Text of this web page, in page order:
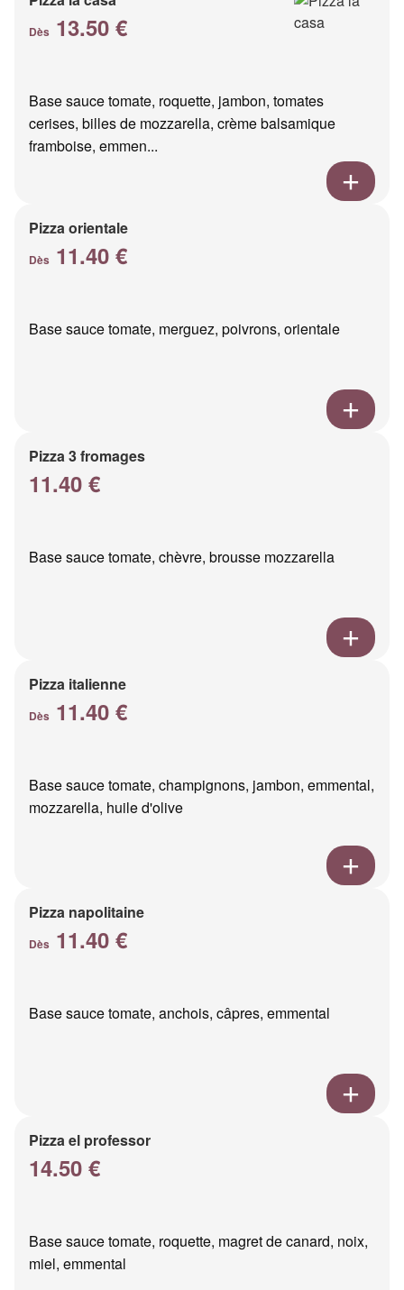
Dès 13.50 €
Base sauce tomate, roquette, jambon, tomates
cerises, billes de mozzarella, crème balsamique
framboise, emmen...
Pizza orientale
Dès 11.40 €
Base sauce tomate, merguez, poivrons, orientale
Pizza 3 fromages
11.40 €
Base sauce tomate, chèvre, brousse mozzarella
Pizza italienne
Dès 11.40 €
Base sauce tomate, champignons, jambon, emmental,
mozzarella, huile d'olive
Pizza napolitaine
Dès 11.40 €
Base sauce tomate, anchois, câpres, emmental
Pizza el professor
14.50 €
Base sauce tomate, roquette, magret de canard, noix,
miel, emmental